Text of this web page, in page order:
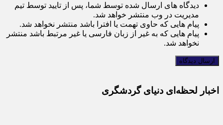
دیدگاه های ارسال شده توسط شما، پس از تایید توسط تیم
مدیریت در وب منتشر خواهد شد.
پیام هایی که حاوی تهمت یا افترا باشد منتشر نخواهد شد.
پیام هایی که به غیر از زبان فارسی یا غیر مرتبط باشد منتشر
نخواهد شد.
اخبار لحظه‌ای دنیای گردشگری